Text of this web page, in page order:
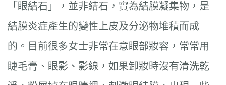
「眼結石」，並非結石，實為結膜凝集物，是
結膜炎症產生的變性上皮及分泌物堆積而成
的。目前很多女士非常在意眼部妝容，常常用
睫毛膏、眼影、影線，如果卸妝時沒有清洗乾